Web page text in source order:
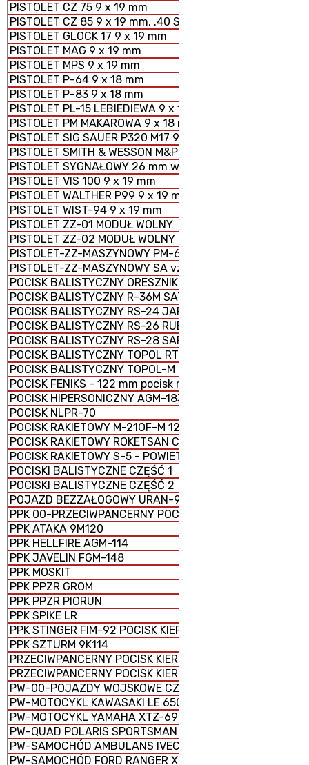
PISTOLET CZ 75 9 x 19 mm
PISTOLET CZ 85 9 x 19 mm, .40 S&W
PISTOLET GLOCK 17 9 x 19 mm
PISTOLET MAG 9 x 19 mm
PISTOLET MPS 9 x 19 mm
PISTOLET P-64 9 x 18 mm
PISTOLET P-83 9 x 18 mm
PISTOLET PL-15 LEBIEDIEWA 9 x 19 mm
PISTOLET PM MAKAROWA 9 x 18 mm
PISTOLET SIG SAUER P320 M17 9 x 19 mm
PISTOLET SMITH & WESSON M&P 9 x 19 mm
PISTOLET SYGNAŁOWY 26 mm wz. 1978
PISTOLET VIS 100 9 x 19 mm
PISTOLET WALTHER P99 9 x 19 mm
PISTOLET WIST-94 9 x 19 mm
PISTOLET ZZ-01 MODUŁ WOLNY
PISTOLET ZZ-02 MODUŁ WOLNY
PISTOLET-ZZ-MASZYNOWY PM-63 RAK 9 × 18 mm
PISTOLET-ZZ-MASZYNOWY SA vz. 61 ŠKORPION
POCISK BALISTYCZNY ORESZNIK
POCISK BALISTYCZNY R-36M SATAN
POCISK BALISTYCZNY RS-24 JARS
POCISK BALISTYCZNY RS-26 RUBIEŻ
POCISK BALISTYCZNY RS-28 SARMAT
POCISK BALISTYCZNY TOPOL RT-2PM
POCISK BALISTYCZNY TOPOL-M RS-12M1
POCISK FENIKS - 122 mm pocisk rakietowy M-21 FHD
POCISK HIPERSONICZNY AGM-183 ARRW
POCISK NLPR-70
POCISK RAKIETOWY M-21OF-M 122 mm
POCISK RAKIETOWY ROKETSAN CIRIT KAL. 70 mm
POCISK RAKIETOWY S-5 - POWIETRZE-ZIEMIA
POCISKI BALISTYCZNE CZĘŚĆ 1
POCISKI BALISTYCZNE CZĘŚĆ 2
POJAZD BEZZAŁOGOWY URAN-9
PPK 00-PRZECIWPANCERNY POCISK KIEROWANY
PPK ATAKA 9M120
PPK HELLFIRE AGM-114
PPK JAVELIN FGM-148
PPK MOSKIT
PPK PPZR GROM
PPK PPZR PIORUN
PPK SPIKE LR
PPK STINGER FIM-92 POCISK KIEROWANY ZIEMIA-
PPK SZTURM 9K114
PRZECIWPANCERNY POCISK KIEROWANY 9K123
PRZECIWPANCERNY POCISK KIEROWANY 9M133 KORNET
PW-00-POJAZDY WOJSKOWE CZĘŚĆ 1
PW-MOTOCYKL KAWASAKI LE 650 VERSYS
PW-MOTOCYKL YAMAHA XTZ-690
PW-QUAD POLARIS SPORTSMAN SPM 1000 E
PW-SAMOCHÓD AMBULANS IVECO 70W18EIII
PW-SAMOCHÓD FORD RANGER XLT